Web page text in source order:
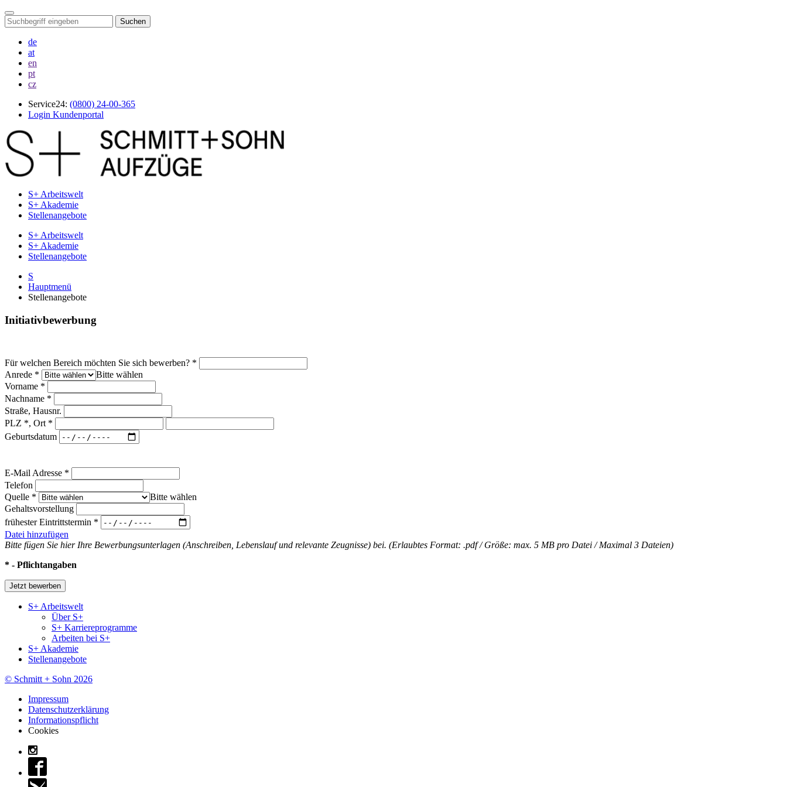
Suchen
de
at
en
pt
cz
Service24: (0800) 24-00-365
Login Kundenportal
S+ Arbeitswelt
S+ Akademie
Stellenangebote
S+ Arbeitswelt
S+ Akademie
Stellenangebote
S
Hauptmenü
Stellenangebote
Initiativbewerbung
Für welchen Bereich möchten Sie sich bewerben? *
Anrede *
Bitte wählen
Vorname *
Nachname *
Straße, Hausnr.
PLZ *, Ort *
Geburtsdatum
E-Mail Adresse *
Telefon
Quelle *
Bitte wählen
Gehaltsvorstellung
frühester Eintrittstermin *
Datei hinzufügen
Bitte fügen Sie hier Ihre Bewerbungsunterlagen (Anschreiben, Lebenslauf und relevante Zeugnisse) bei. (Erlaubtes Format: .pdf / Größe: max. 5 MB pro Datei / Maximal 3 Dateien)
* - Pflichtangaben
S+ Arbeitswelt
Über S+
S+ Karriereprogramme
Arbeiten bei S+
S+ Akademie
Stellenangebote
© Schmitt + Sohn 2026
Impressum
Datenschutzerklärung
Informationspflicht
Cookies